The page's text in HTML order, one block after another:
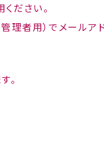
ださい。
理者用）でメールア
。